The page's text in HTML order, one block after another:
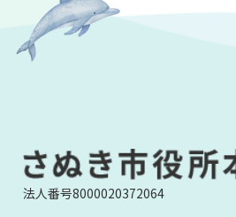
法人番号8000020372064